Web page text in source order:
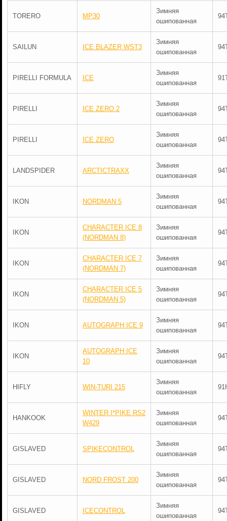
TORERO MP30
Зимняя
ошипованная
SAILUN ICE BLAZER WST3
Зимняя
ошипованная
PIRELLI FORMULA ICE
Зимняя
ошипованная
PIRELLI ICE ZERO 2
Зимняя
ошипованная
PIRELLI ICE ZERO
Зимняя
ошипованная
LANDSPIDER ARCTICTRAXX
Зимняя
ошипованная
IKON NORDMAN 5
Зимняя
ошипованная
IKON
CHARACTER ICE 8
(NORDMAN 8)
Зимняя
ошипованная
IKON
CHARACTER ICE 7
(NORDMAN 7)
Зимняя
ошипованная
IKON
CHARACTER ICE 5
(NORDMAN 5)
Зимняя
ошипованная
IKON AUTOGRAPH ICE 9
Зимняя
ошипованная
IKON
AUTOGRAPH ICE
10
Зимняя
ошипованная
HIFLY WIN-TURI 215
Зимняя
ошипованная
HANKOOK
WINTER I*PIKE RS2
W429
Зимняя
ошипованная
GISLAVED SPIKECONTROL
Зимняя
ошипованная
GISLAVED NORD FROST 200
Зимняя
ошипованная
GISLAVED ICECONTROL
Зимняя
ошипованная